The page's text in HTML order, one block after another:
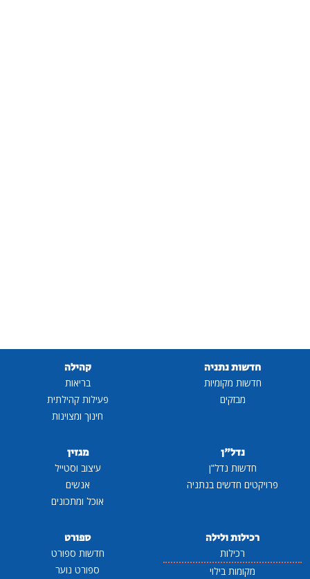
חדשות נתניה
חדשות מקומיות
מבזקים
קהילה
בריאות
פעילות קהילתית
חינוך ומצוינות
נדל"ן
חדשות נדל"ן
פרויקטים חדשים בנתניה
מגזין
עיצוב וסטייל
אנשים
אוכל ומתכונים
רכילות ולילה
רכילות
מקומות בילוי
ספורט
חדשות ספורט
ספורט נוער